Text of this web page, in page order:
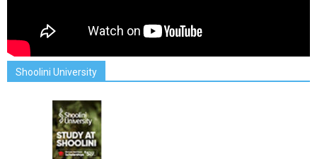
Shoolini University